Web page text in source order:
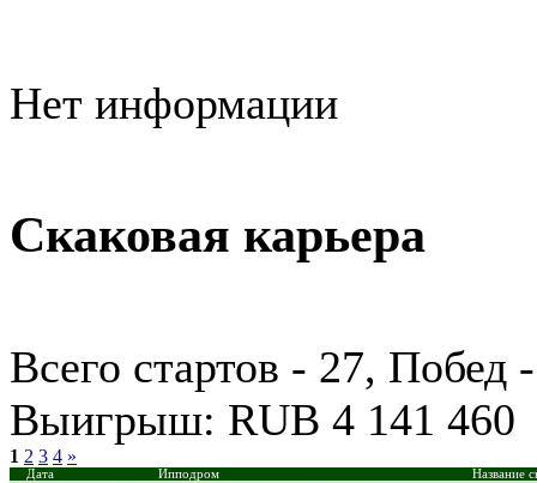
Нет информации
Скаковая карьера
Всего стартов - 27,
Выигрыш: RUB 4 141 460
1 2 3 4 »
Дата Ипподром Название